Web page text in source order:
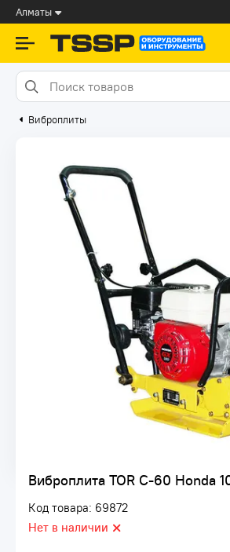
Алматы
Виброплиты
Виброплита TOR C-60 Honda
Код товара: 69872
Нет в наличии